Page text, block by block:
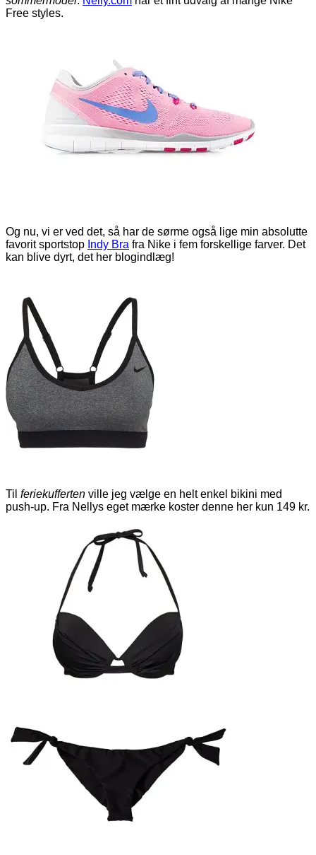
Free styles.
Og nu, vi er ved det, så har de sørme også lige min absolutte
favorit sportstop Indy Bra fra Nike i fem forskellige farver. Det
kan blive dyrt, det her blogindlæg!
Til feriekufferten ville jeg vælge en helt enkel bikini med
push-up. Fra Nellys eget mærke koster denne her kun 149 kr.